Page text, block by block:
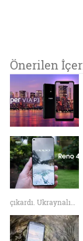
Önerilen
çıkardı. Ukraynalı…